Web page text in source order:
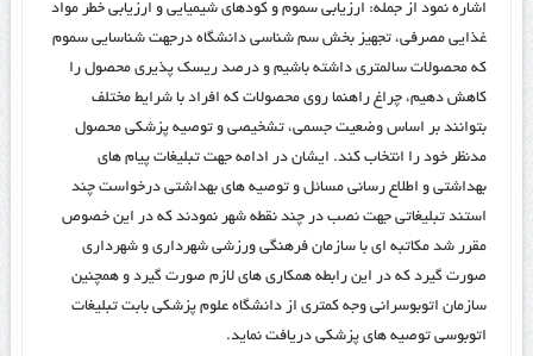
اشاره نمود از جمله: ارزیابی سموم و کودهای شیمیایی و ارزیابی خطر مواد
غذایی مصرفی، تجهیز بخش سم شناسی دانشگاه درجهت شناسایی سموم
که محصولات سالمتری داشته باشیم و درصد ریسک پذیری محصول را
کاهش دهیم، چراغ راهنما روی محصولات که افراد با شرایط مختلف
بتوانند بر اساس وضعیت جسمی، تشخیصی و توصیه پزشکی محصول
مدنظر خود را انتخاب کند. ایشان در ادامه جهت تبلیغات پیام های
بهداشتی و اطلاع رسانی مسائل و توصیه های بهداشتی درخواست چند
استند تبلیغاتی جهت نصب در چند نقطه شهر نمودند که در این خصوص
مقرر شد مکاتبه ای با سازمان فرهنگی ورزشی شهرداری و شهرداری
صورت گیرد که در این رابطه همکاری های لازم صورت گیرد و همچنین
سازمان اتوبوسرانی وجه کمتری از دانشگاه علوم پزشکی بابت تبلیغات
اتوبوسی توصیه های پزشکی دریافت نماید.